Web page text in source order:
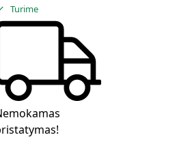
Turime